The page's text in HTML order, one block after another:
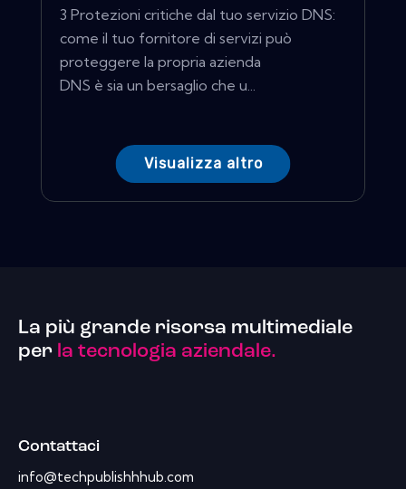
3 Protezioni critiche dal tuo servizio DNS:
come il tuo fornitore di servizi può
proteggere la propria azienda
DNS è sia un bersaglio che u...
Visualizza altro
La più grande risorsa multimediale
per la tecnologia aziendale.
Contattaci
info@techpublishhhub.com